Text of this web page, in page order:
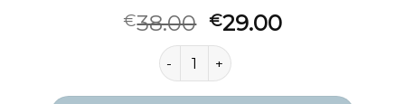
€38.00 €29.00
flora en co handtas aantal